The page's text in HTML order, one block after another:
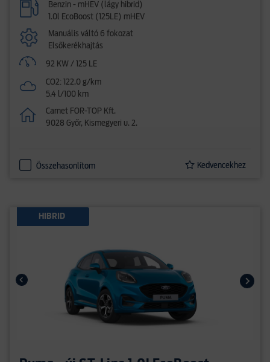
Benzin - mHEV (lágy hibrid)
1.0l EcoBoost (125LE) mHEV
Manuális váltó 6 fokozat
Elsőkerékhajtás
92 KW / 125 LE
CO2: 122.0 g/km
5.4 l/100 km
Carnet FOR-TOP Kft.
9028 Győr, Kismegyeri u. 2.
Összehasonlítom Kedvencekhez
HIBRID